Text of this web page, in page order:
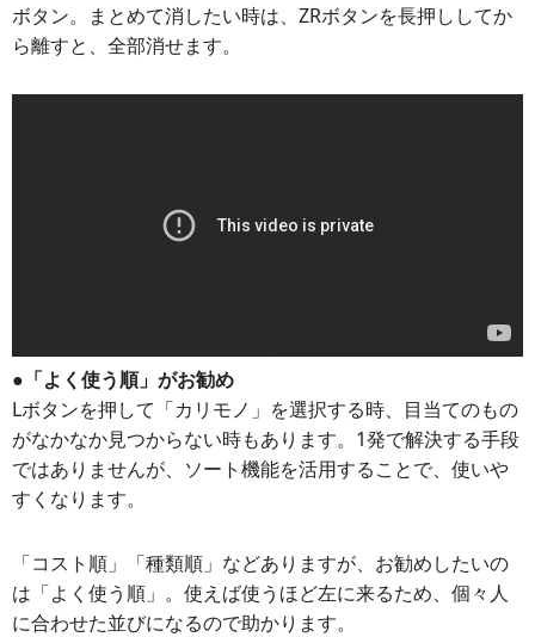
ボタン。まとめて消したい時は、ZRボタンを長押ししてか
ら離すと、全部消せます。
●「よく使う順」がお勧め
Lボタンを押して「カリモノ」を選択する時、目当てのもの
がなかなか見つからない時もあります。1発で解決する手段
ではありませんが、ソート機能を活用することで、使いや
すくなります。
「コスト順」「種類順」などありますが、お勧めしたいの
は「よく使う順」。使えば使うほど左に来るため、個々人
に合わせた並びになるので助かります。